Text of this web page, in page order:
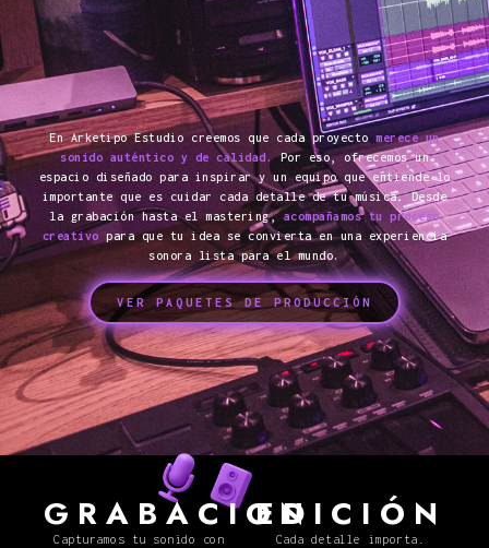
En Arketipo Estudio creemos que cada proyectomerece un
sonido auténtico y de calidad.Por eso, ofrecemos un
espacio diseñado para inspirar y un equipo que entiende lo
importante que es cuidar cada detalle de tu música. Desde
la grabación hasta el mastering, acompañamos tu proceso
creativo para que tu idea se convierta en una experiencia
sonora lista para el mundo.
VER PAQUETES DE PRODUCCIÓN
GRABACION
Capturamos tu sonido con
EDICIÓN
Cada detalle importa.